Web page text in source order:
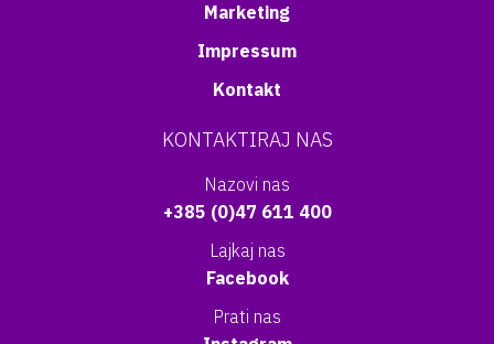
Marketing
Impressum
Kontakt
KONTAKTIRAJ NAS
Nazovi nas
+385 (0)47 611 400
Lajkaj nas
Facebook
Prati nas